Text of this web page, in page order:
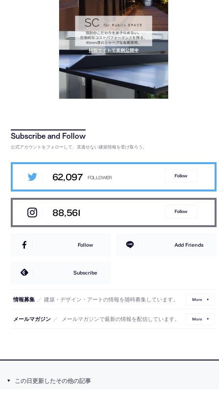
公式アカウントをフォローして、見逃せない建築情報を受け取ろう。
62,097 Follow
88,561 Follow
Follow Add Friends
Subscribe
情報募集 ／ 建築・デザイン・アートの情報を随時募集しています。 More
メールマガジン ／ メールマガジンで最新の情報を配信しています。 More
この日更新したその他の記事